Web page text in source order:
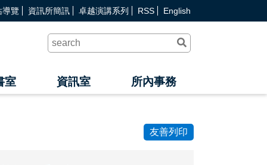
導覽 資訊所簡訊 卓越演講系列 RSS English
出
室 資訊室 所內事務
友善列印